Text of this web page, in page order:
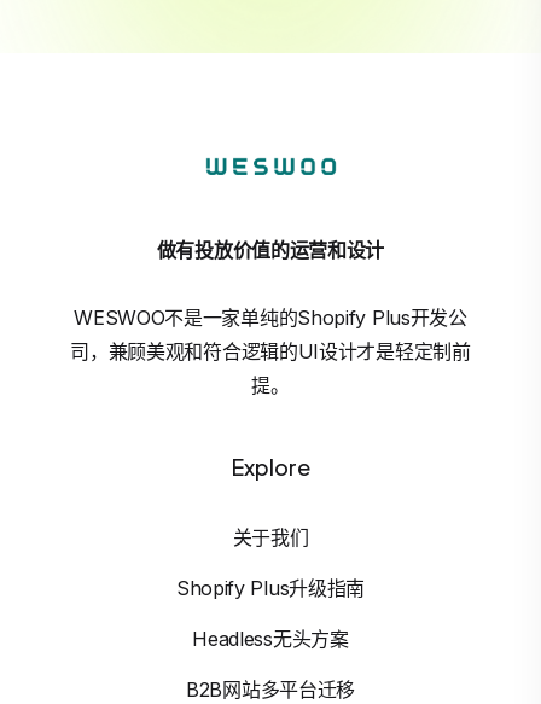
做有投放价值的运营和设计
WESWOO不是一家单纯的Shopify Plus开发公
司，兼顾美观和符合逻辑的UI设计才是轻定制前
提。
Explore
关于我们
Shopify Plus升级指南
Headless无头方案
B2B网站多平台迁移